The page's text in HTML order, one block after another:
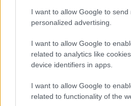
I want to allow Google to send
personalized advertising.
I want to allow Google to
related to analytics like
device identifiers in apps.
I want to allow Google to
related to functionality of the
Guida ai JRPG per principianti: